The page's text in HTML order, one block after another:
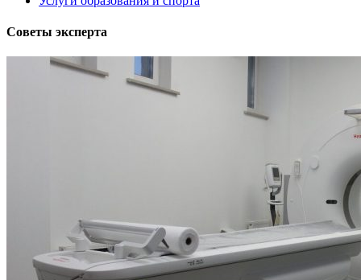
Советы эксперта